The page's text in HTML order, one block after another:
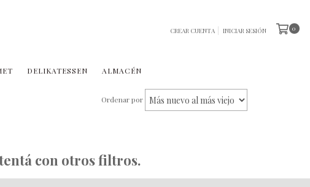
CREAR CUENTA INICIAR SESIÓN 0
DELIKATESSEN ALMACÉN
Ordenar por
con otros filtros.